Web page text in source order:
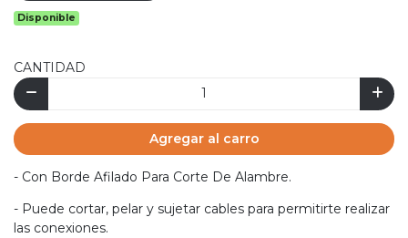
Disponible
CANTIDAD
Agregar al carro
- Con Borde Afilado Para Corte De Alambre.
- Puede cortar, pelar y sujetar cables para permitirte realizar
las conexiones.